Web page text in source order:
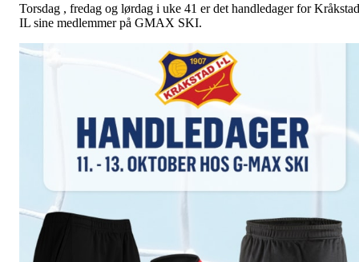
Torsdag , fredag og lørdag i uke 41 er det handledager for Kråkstad
IL sine medlemmer på GMAX SKI.